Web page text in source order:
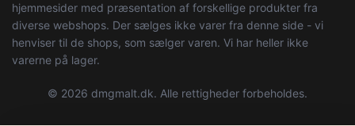
hjemmesider med præsentation af forskellige produkter fra
diverse webshops. Der sælges ikke varer fra denne side - vi
henviser til de shops, som sælger varen. Vi har heller ikke
varerne på lager.
© 2026 dmgmalt.dk. Alle rettigheder forbeholdes.